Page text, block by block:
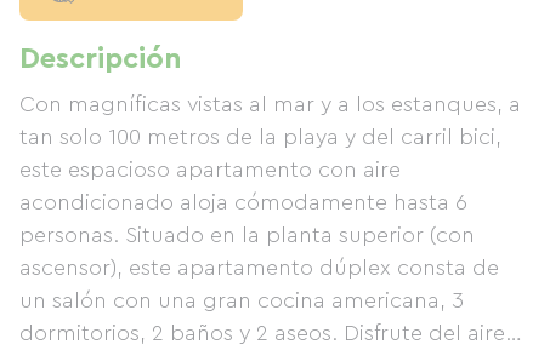
Descripción
Con magníficas vistas al mar y a los estanques, a
tan solo 100 metros de la playa y del carril bici,
este espacioso apartamento con aire
acondicionado aloja cómodamente hasta 6
personas. Situado en la planta superior (con
ascensor), este apartamento dúplex consta de
un salón con una gran cocina americana, 3
dormitorios, 2 baños y 2 aseos. Disfrute del aire